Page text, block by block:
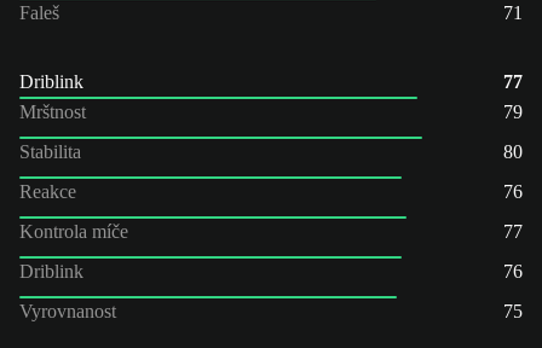
Faleš
71
Driblink
77
Mrštnost
79
Stabilita
80
Reakce
76
Kontrola míče
77
Driblink
76
Vyrovnanost
75